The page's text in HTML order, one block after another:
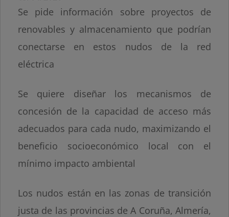
Se pide información sobre proyectos de
renovables y almacenamiento que podrían
conectarse en estos nudos de la red
eléctrica
Se quiere diseñar los mecanismos de
concesión de la capacidad de acceso más
adecuados para cada nudo, maximizando el
beneficio socioeconómico local con el
mínimo impacto ambiental
Los nudos están en las zonas de transición
justa de las provincias de A Coruña, Almería,